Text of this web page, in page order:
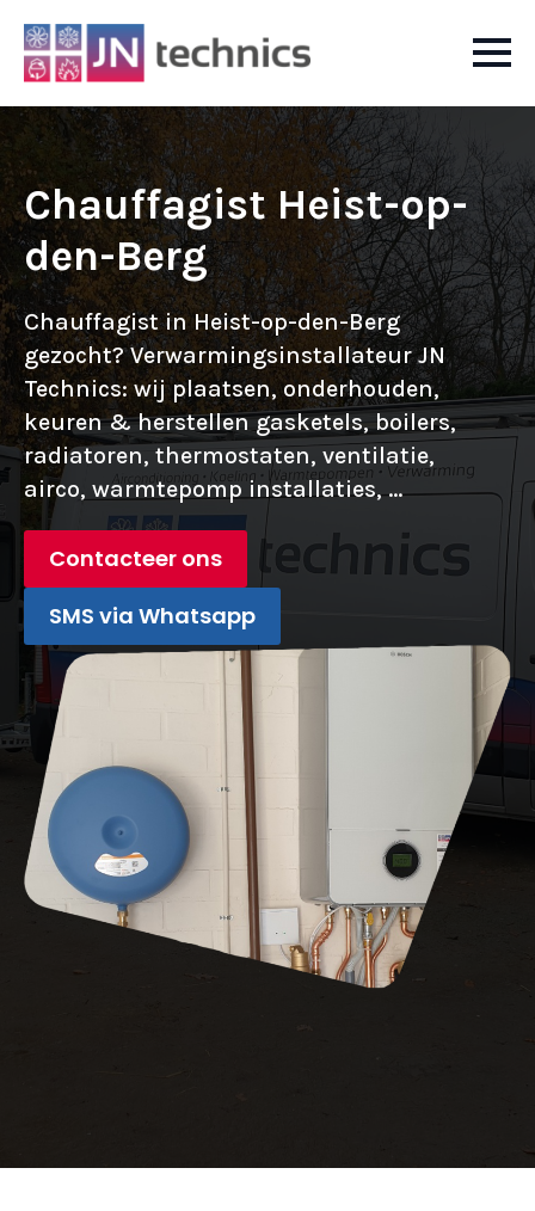
Chauffagist Heist-op-
den-Berg
Chauffagist in Heist-op-den-Berg
gezocht? Verwarmingsinstallateur JN
Technics: wij plaatsen, onderhouden,
keuren & herstellen gasketels, boilers,
radiatoren, thermostaten, ventilatie,
airco, warmtepomp installaties, ...
Contacteer ons
SMS via Whatsapp